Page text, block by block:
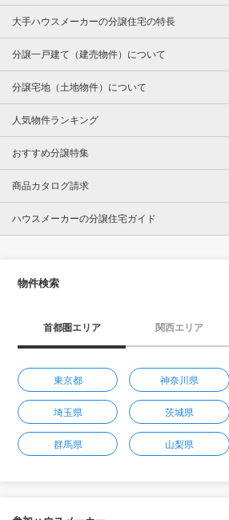
大手ハウスメーカーの分譲住宅の特長
分譲一戸建て（建売物件）について
分譲宅地（土地物件）について
人気物件ランキング
おすすめ分譲特集
商品カタログ請求
ハウスメーカーの分譲住宅ガイド
物件検索
首都圏エリア 関西エリア
東京都 神奈川県
埼玉県 茨城県
群馬県 山梨県